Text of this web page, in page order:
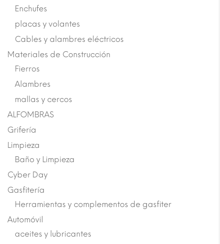
Enchufes
placas y volantes
Cables y alambres eléctricos
Materiales de Construcción
Fierros
Alambres
mallas y cercos
ALFOMBRAS
Grifería
Limpieza
Baño y Limpieza
Cyber Day
Gasfitería
Herramientas y complementos de gasfiter
Automóvil
aceites y lubricantes